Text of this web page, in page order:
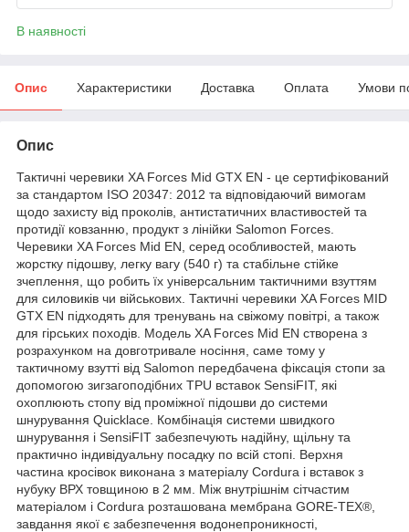
В наявності
Опис Характеристики Доставка Оплата Умови
Опис
Тактичні черевики XA Forces Mid GTX EN - це сертифікований
за стандартом ISO 20347: 2012 та відповідаючий вимогам
щодо захисту від проколів, антистатичних властивостей та
протидії ковзанню, продукт з лінійки Salomon Forces.
Черевики XA Forces Mid EN, серед особливостей, мають
жорстку підошву, легку вагу (540 г) та стабільне стійке
зчеплення, що робить їх універсальним тактичними взуттям
для силовиків чи військових. Тактичні черевики XA Forces MID
GTX EN підходять для тренувань на свіжому повітрі, а також
для гірських походів. Модель XA Forces Mid EN створена з
розрахунком на довготривале носіння, саме тому у
тактичному взутті від Salomon передбачена фіксація стопи за
допомогою зигзагоподібних TPU вставок SensiFIT, які
охоплюють стопу від проміжної підошви до системи
шнурування Quicklace. Комбінація системи швидкого
шнурування і SensiFIT забезпечують надійну, щільну та
практично індивідуальну посадку по всій стопі. Верхня
частина кросівок виконана з матеріалу Cordura і вставок з
нубуку ВРХ товщиною в 2 мм. Між внутрішнім сітчастим
матеріалом і Cordura розташована мембрана GORE-TEX®,
завдання якої є забезпечення водонепроникності,